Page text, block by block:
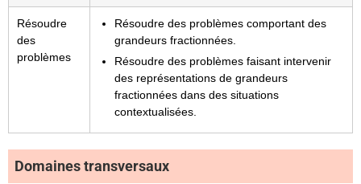
Résoudre
des
problèmes
Résoudre des problèmes comportant des
grandeurs fractionnées.
Résoudre des problèmes faisant intervenir
des représentations de grandeurs
fractionnées dans des situations
contextualisées.
Domaines transversaux